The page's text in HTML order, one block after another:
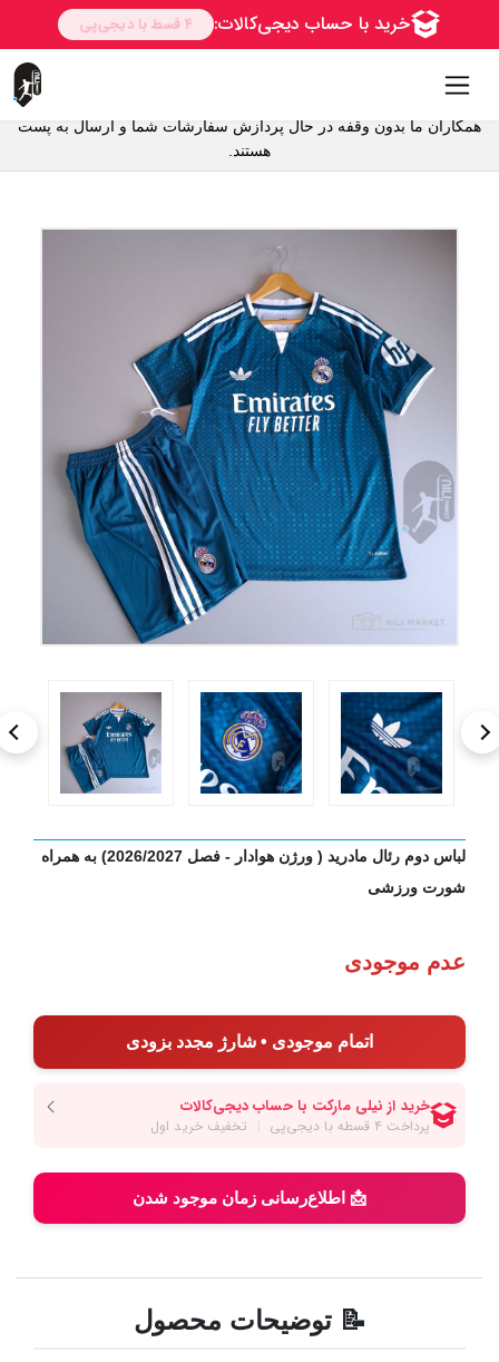
همکاران ما بدون وقفه در حال پردازش سفارشات شما و ارسال به پست
هستند.
لباس دوم رئال مادرید ( ورژن هوادار - فصل 2026/2027) به همراه
شورت ورزشی
عدم موجودی
اتمام موجودی • شارژ مجدد بزودی
📩 اطلاع‌رسانی زمان موجود شدن
📝 توضیحات محصول